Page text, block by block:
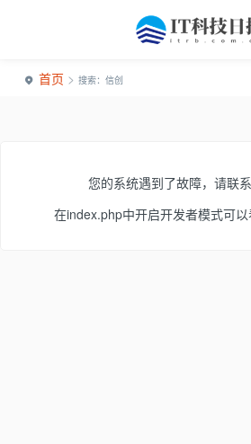
首页 > 搜索：信创
您的系统遇到了故障，请联
在index.php中开启开发者模式可